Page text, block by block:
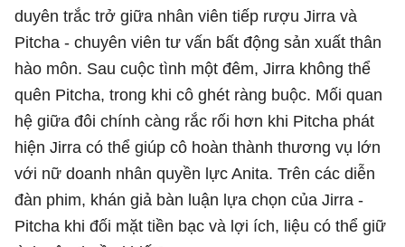
duyên trắc trở giữa nhân viên tiếp rượu Jirra và
Pitcha - chuyên viên tư vấn bất động sản xuất thân
hào môn. Sau cuộc tình một đêm, Jirra không thể
quên Pitcha, trong khi cô ghét ràng buộc. Mối quan
hệ giữa đôi chính càng rắc rối hơn khi Pitcha phát
hiện Jirra có thể giúp cô hoàn thành thương vụ lớn
với nữ doanh nhân quyền lực Anita. Trên các diễn
đàn phim, khán giả bàn luận lựa chọn của Jirra -
Pitcha khi đối mặt tiền bạc và lợi ích, liệu có thể giữ